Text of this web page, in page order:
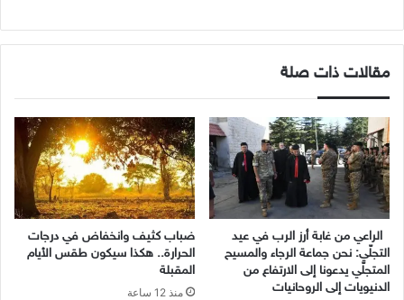
مقالات ذات صلة
الراعي من غابة أرز الرب في عيد
التجلّي: نحن جماعة الرجاء والمسيح
المتجلّي يدعونا إلى الارتفاع من
الدنيويات إلى الروحانيات
ضباب كثيف وانخفاض في درجات
الحرارة.. هكذا سيكون طقس الأيام
المقبلة
منذ 12 ساعة